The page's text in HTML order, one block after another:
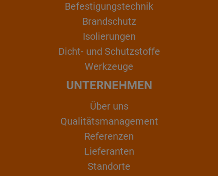
Befestigungstechnik
Brandschutz
Isolierungen
Dicht- und Schutzstoffe
Werkzeuge
UNTERNEHMEN
Über uns
Qualitätsmanagement
Referenzen
Lieferanten
Standorte